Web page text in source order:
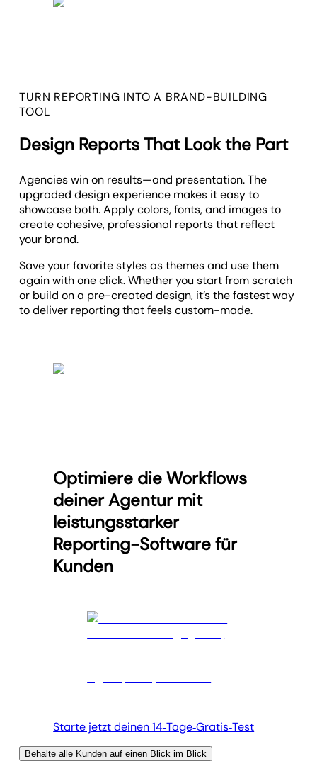
TURN REPORTING INTO A BRAND-BUILDING
TOOL
Design Reports That Look the Part
Agencies win on results—and presentation. The
upgraded design experience makes it easy to
showcase both. Apply colors, fonts, and images to
create cohesive, professional reports that reflect
your brand.
Save your favorite styles as themes and use them
again with one click. Whether you start from scratch
or build on a pre-created design, it’s the fastest way
to deliver reporting that feels custom-made.
Optimiere die Workflows
deiner Agentur mit
leistungsstarker
Reporting-Software für
Kunden
Starte jetzt deinen 14‑Tage‑Gratis‑Test
Behalte alle Kunden auf einen Blick im Blick